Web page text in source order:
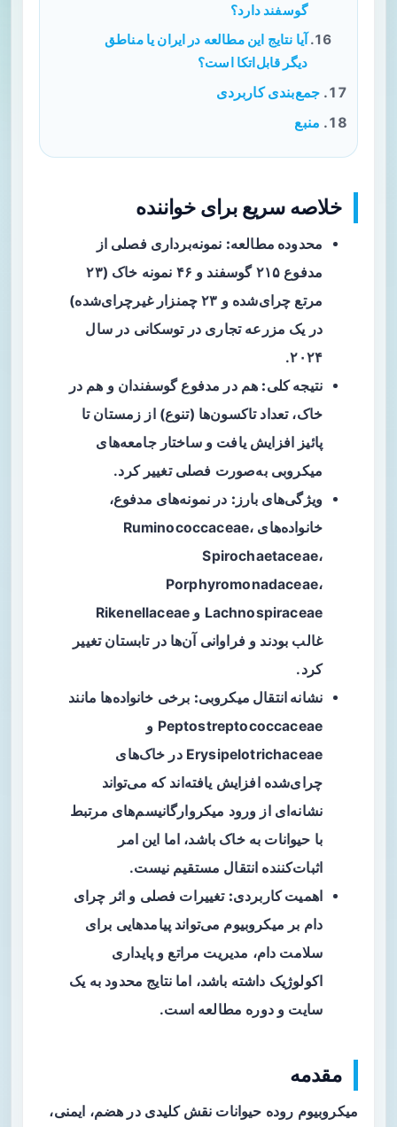
گوسفند دارد؟
آیا نتایج این مطالعه در ایران یا مناطق
دیگر قابل‌اتکا است؟
جمع‌بندی کاربردی
منبع
خلاصه سریع برای خواننده
محدوده مطالعه: نمونه‌برداری فصلی از
مدفوع ۲۱۵ گوسفند و ۴۶ نمونه خاک (۲۳
مرتع چرای‌شده و ۲۳ چمنزار غیرچرای‌شده)
در یک مزرعه تجاری در توسکانی در سال
۲۰۲۴.
نتیجه کلی: هم در مدفوع گوسفندان و هم در
خاک، تعداد تاکسون‌ها (تنوع) از زمستان تا
پائیز افزایش یافت و ساختار جامعه‌های
میکروبی به‌صورت فصلی تغییر کرد.
ویژگی‌‌های بارز: در نمونه‌های مدفوع،
خانواده‌های Ruminococcaceae،
Spirochaetaceae،
Porphyromonadaceae،
Lachnospiraceae و Rikenellaceae
غالب بودند و فراوانی آن‌ها در تابستان تغییر
کرد.
نشانه انتقال میکروبی: برخی خانواده‌ها مانند
Peptostreptococcaceae و
Erysipelotrichaceae در خاک‌های
چرای‌شده افزایش یافته‌اند که می‌تواند
نشانه‌ای از ورود میکروارگانیسم‌های مرتبط
با حیوانات به خاک باشد، اما این امر
اثبات‌کننده انتقال مستقیم نیست.
اهمیت کاربردی: تغییرات فصلی و اثر چرای
دام بر میکروبیوم می‌تواند پیامدهایی برای
سلامت دام، مدیریت مراتع و پایداری
اکولوژیک داشته باشد، اما نتایج محدود به یک
سایت و دوره مطالعه است.
مقدمه
میکروبیوم روده حیوانات نقش کلیدی در هضم، ایمنی،